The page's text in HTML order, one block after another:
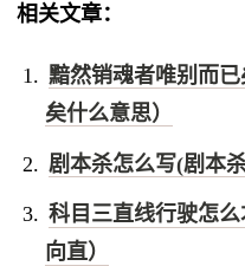
相关文章：
黯然销魂者唯别而
矣什么意思）
剧本杀怎么写(剧本
科目三直线行驶怎
向直）